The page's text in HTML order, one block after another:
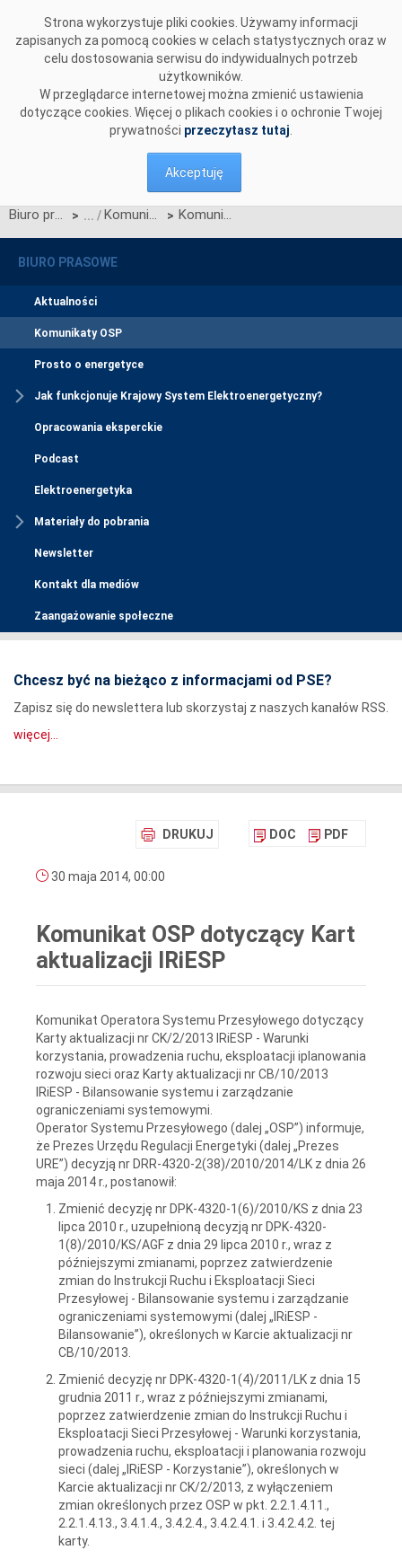
Strona wykorzystuje pliki cookies. Używamy informacji
zapisanych za pomocą cookies w celach statystycznych oraz w
celu dostosowania serwisu do indywidualnych potrzeb
użytkowników.
W przeglądarce internetowej można zmienić ustawienia
dotyczące cookies. Więcej o plikach cookies i o ochronie Twojej
prywatności przeczytasz tutaj
Akceptuję
Biuro prasowe > Komunikaty OSP > Komunikat OSP dotyczący Kart aktualizacji IRiESP
BIURO PRASOWE
Aktualności
Komunikaty OSP
Prosto o energetyce
Jak funkcjonuje Krajowy System Elektroenergetyczny?
Opracowania eksperckie
Podcast
Elektroenergetyka
Materiały do pobrania
Newsletter
Kontakt dla mediów
Zaangażowanie społeczne
Chcesz być na bieżąco z informacjami od PSE?
Zapisz się do newslettera lub skorzystaj z naszych kanałów RSS.
więcej...
DRUKUJ DOC PDF
30 maja 2014, 00:00
Komunikat OSP dotyczący Kart
aktualizacji IRiESP
Komunikat Operatora Systemu Przesyłowego dotyczący
Karty aktualizacji nr CK/2/2013 IRiESP - Warunki
korzystania, prowadzenia ruchu, eksploatacji iplanowania
rozwoju sieci oraz Karty aktualizacji nr CB/10/2013
IRiESP - Bilansowanie systemu i zarządzanie
ograniczeniami systemowymi.
Operator Systemu Przesyłowego (dalej „OSP”) informuje,
że Prezes Urzędu Regulacji Energetyki (dalej „Prezes
URE”) decyzją nr DRR-4320-2(38)/2010/2014/LK z dnia 26
maja 2014 r., postanowił:
Zmienić decyzję nr DPK-4320-1(6)/2010/KS z dnia 23
lipca 2010 r., uzupełnioną decyzją nr DPK-4320-
1(8)/2010/KS/AGF z dnia 29 lipca 2010 r., wraz z
późniejszymi zmianami, poprzez zatwierdzenie
zmian do Instrukcji Ruchu i Eksploatacji Sieci
Przesyłowej - Bilansowanie systemu i zarządzanie
ograniczeniami systemowymi (dalej „IRiESP -
Bilansowanie”), określonych w Karcie aktualizacji nr
CB/10/2013.
Zmienić decyzję nr DPK-4320-1(4)/2011/LK z dnia 15
grudnia 2011 r., wraz z późniejszymi zmianami,
poprzez zatwierdzenie zmian do Instrukcji Ruchu i
Eksploatacji Sieci Przesyłowej - Warunki korzystania,
prowadzenia ruchu, eksploatacji i planowania rozwoju
sieci (dalej „IRiESP - Korzystanie”), określonych w
Karcie aktualizacji nr CK/2/2013, z wyłączeniem
zmian określonych przez OSP w pkt. 2.2.1.4.11.,
2.2.1.4.13., 3.4.1.4., 3.4.2.4., 3.4.2.4.1. i 3.4.2.4.2. tej
karty.